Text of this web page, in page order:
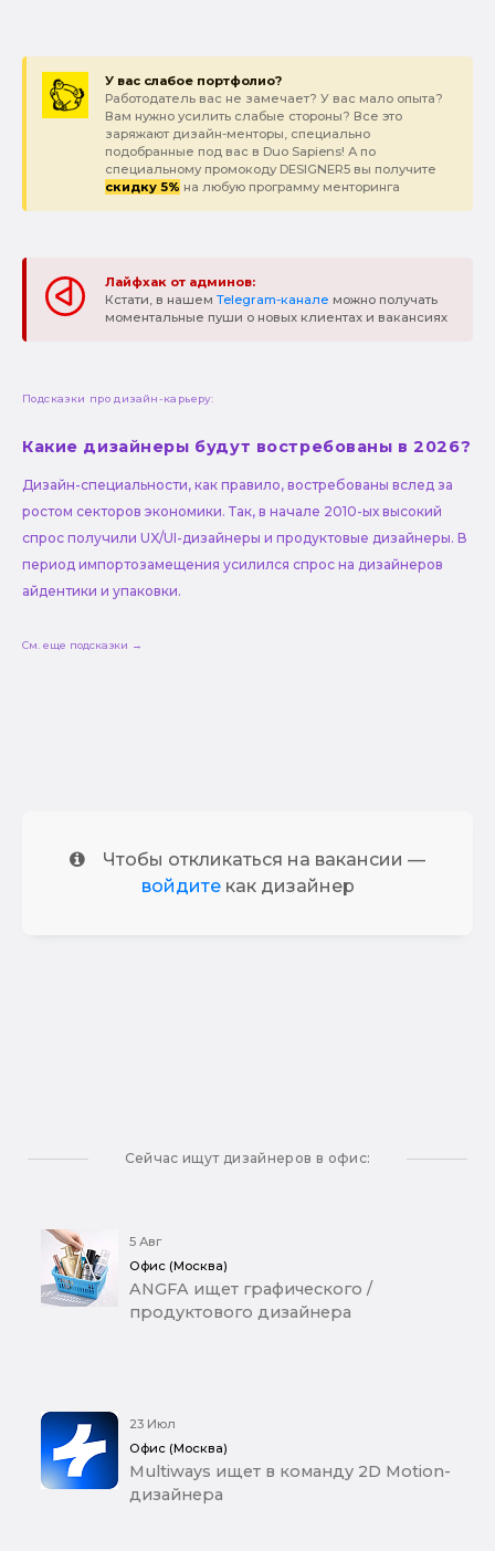
У вас слабое портфолио?
Работодатель вас не замечает? У вас мало опыта?
Вам нужно усилить слабые стороны? Все это
заряжают дизайн-менторы, специально
подобранные под вас в Duo Sapiens! А по
специальному промокоду DESIGNER5 вы получите
скидку 5% на любую программу менторинга
Лайфхак от админов:
Кстати, в нашем Telegram-канале можно получать
моментальные пуши о новых клиентах и вакансиях
Подсказки про дизайн-карьеру:
Какие дизайнеры будут востребованы в 2026?
Дизайн-специальности, как правило, востребованы вслед за
ростом секторов экономики. Так, в начале 2010-ых высокий
спрос получили UX/UI-дизайнеры и продуктовые дизайнеры. В
период импортозамещения усилился спрос на дизайнеров
айдентики и упаковки.
См. еще подсказки →
Чтобы откликаться на вакансии —
войдитекак дизайнер
Сейчас ищут дизайнеров в офис:
5 Авг
Офис (Москва)
ANGFA ищет графического /
продуктового дизайнера
23 Июл
Офис (Москва)
Multiways ищет в команду 2D Motion-
дизайнера